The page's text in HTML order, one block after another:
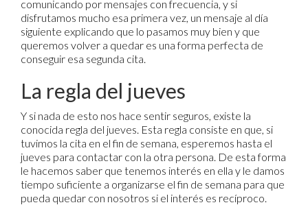
comunicando por mensajes con frecuencia, y si
disfrutamos mucho esa primera vez, un mensaje al día
siguiente explicando que lo pasamos muy bien y que
queremos volver a quedar es una forma perfecta de
conseguir esa segunda cita.
La regla del jueves
Y si nada de esto nos hace sentir seguros, existe la
conocida regla del jueves. Esta regla consiste en que, si
tuvimos la cita en el fin de semana, esperemos hasta el
jueves para contactar con la otra persona. De esta forma
le hacemos saber que tenemos interés en ella y le damos
tiempo suficiente a organizarse el fin de semana para que
pueda quedar con nosotros si el interés es recíproco.